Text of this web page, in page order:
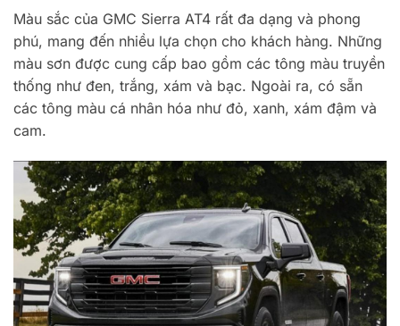
Màu sắc của GMC Sierra AT4 rất đa dạng và phong
phú, mang đến nhiều lựa chọn cho khách hàng. Những
màu sơn được cung cấp bao gồm các tông màu truyền
thống như đen, trắng, xám và bạc. Ngoài ra, có sẵn
các tông màu cá nhân hóa như đỏ, xanh, xám đậm và
cam.